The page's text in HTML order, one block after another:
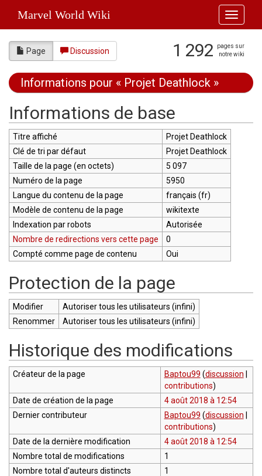
Toggle
Marvel World Wiki
Page Discussion 1 292
pages sur
notre wiki
Informations pour « Projet Deathlock »
Informations de base
Titre affiché
Projet Deathlock
Clé de tri par défaut
Projet Deathlock
Taille de la page (en octets)
5 097
Numéro de la page
5950
Langue du contenu de la page
français (fr)
Modèle de contenu de la page
wikitexte
Indexation par robots
Autorisée
Nombre de redirections vers cette page
0
Compté comme page de contenu
Oui
Protection de la page
Modifier
Autoriser tous les utilisateurs (infini)
Renommer
Autoriser tous les utilisateurs (infini)
Historique des modifications
Créateur de la page Baptou99 (discussion
contributions)
Date de création de la page
4 août 2018 à 12:54
Dernier contributeur
Baptou99 (discussion
contributions)
Date de la dernière modification
4 août 2018 à 12:54
Nombre total de modifications
1
Nombre total d'auteurs distincts
1